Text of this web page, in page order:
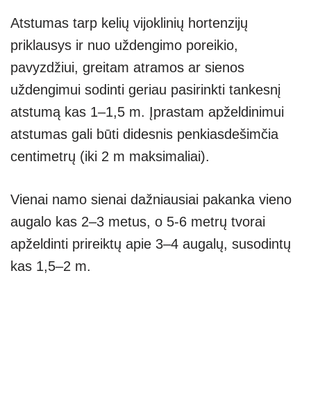
Atstumas tarp kelių vijoklinių hortenzijų
priklausys ir nuo uždengimo poreikio,
pavyzdžiui, greitam atramos ar sienos
uždengimui sodinti geriau pasirinkti tankesnį
atstumą kas 1–1,5 m. Įprastam apželdinimui
atstumas gali būti didesnis penkiasdešimčia
centimetrų (iki 2 m maksimaliai).
Vienai namo sienai dažniausiai pakanka vieno
augalo kas 2–3 metus, o 5-6 metrų tvorai
apželdinti prireiktų apie 3–4 augalų, susodintų
kas 1,5–2 m.